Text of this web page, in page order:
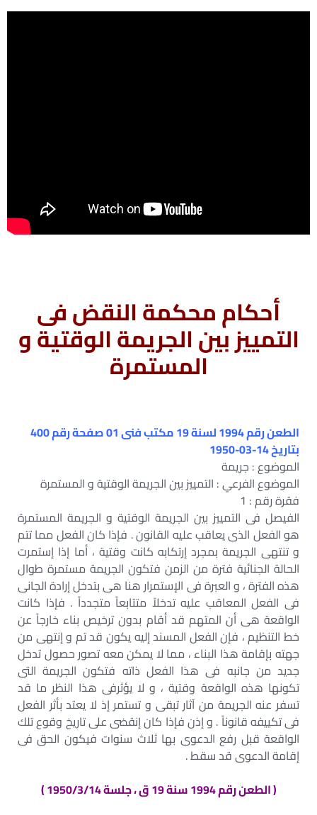
أحكام محكمة النقض فى
التمييز بين الجريمة الوقتية و
المستمرة
الطعن رقم 1994 لسنة 19 مكتب فنى 01 صفحة رقم 400
بتاريخ 14-03-1950
الموضوع : جريمة
الموضوع الفرعي : التمييز بين الجريمة الوقتية و المستمرة
فقرة رقم : 1
الفيصل فى التمييز بين الجريمة الوقتية و الجريمة المستمرة
هو الفعل الذى يعاقب عليه القانون . فإذا كان الفعل مما تتم
و تنتهى الجريمة بمجرد إرتكابه كانت وقتية ، أما إذا إستمرت
الحالة الجنائية فترة من الزمن فتكون الجريمة مستمرة طوال
هذه الفترة ، و العبرة فى الإستمرار هنا هى بتدخل إرادة الجانى
فى الفعل المعاقب عليه تدخلاً متتابعاً متجدداً . فإذا كانت
الواقعة هى أن المتهم قد أقام بدون ترخيص بناء خارجاً عن
خط التنظيم ، فإن الفعل المسند إليه يكون قد تم و إنتهى من
جهته بإقامة هذا البناء ، مما لا يمكن معه تصور حصول تدخل
جديد من جانبه فى هذا الفعل ذاته فتكون الجريمة التى
تكونها هذه الواقعة وقتية ، و لا يؤثرفى هذا النظر ما قد
تسفر عنه الجريمة من آثار تبقى و تستمر إذ لا يعتد بأثر الفعل
فى تكييفه قانوناً . و إذن فإذا كان إنقضى على تاريخ وقوع تلك
الواقعة قبل رفع الدعوى بها ثلاث سنوات فيكون الحق فى
إقامة الدعوى قد سقط .
( الطعن رقم 1994 سنة 19 ق ، جلسة 1950/3/14 )